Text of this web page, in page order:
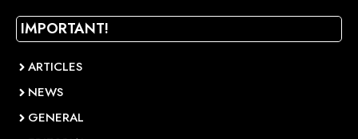
IMPORTANT!
ARTICLES
NEWS
GENERAL